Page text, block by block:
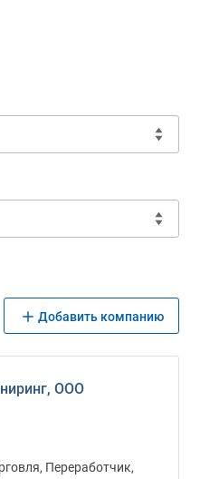
Добавить компанию
ООО
Переработчик,